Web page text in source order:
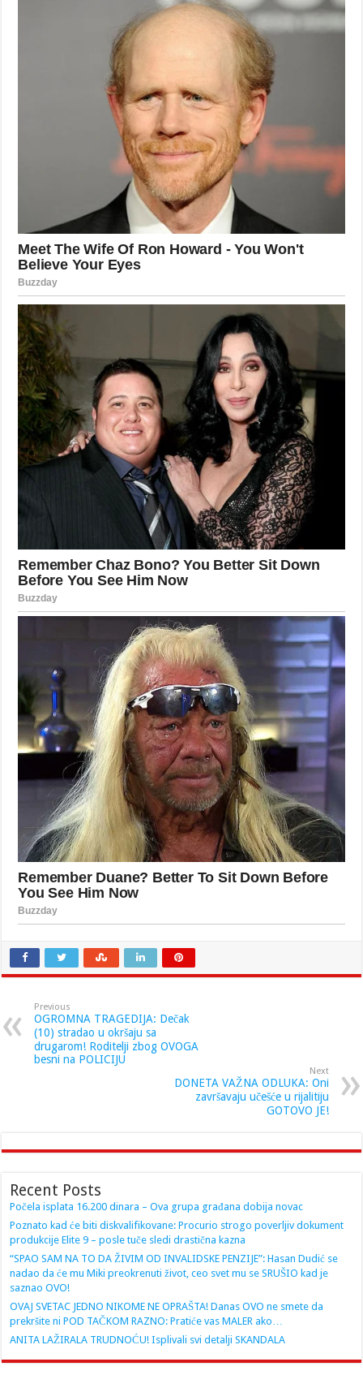
Previous
OGROMNA TRAGEDIJA: Dečak
(10) stradao u okršaju sa
drugarom! Roditelji zbog OVOGA
besni na POLICIJU
Next
DONETA VAŽNA ODLUKA: Oni
završavaju učešće u rijalitiju
GOTOVO JE!
Recent Posts
Počela isplata 16.200 dinara – Ova grupa građana dobija novac
Poznato kad će biti diskvalifikovane: Procurio strogo poverljiv dokument
produkcije Elite 9 – posle tuče sledi drastična kazna
“SPAO SAM NA TO DA ŽIVIM OD INVALIDSKE PENZIJE”: Hasan Dudić se
nadao da će mu Miki preokrenuti život, ceo svet mu se SRUŠIO kad je
saznao OVO!
OVAJ SVETAC JEDNO NIKOME NE OPRAŠTA! Danas OVO ne smete da
prekršite ni POD TAČKOM RAZNO: Pratiće vas MALER ako…
ANITA LAŽIRALA TRUDNOĆU! Isplivali svi detalji SKANDALA